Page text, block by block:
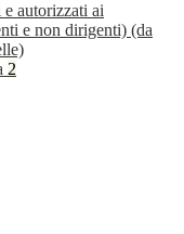
autorizzati ai
e non dirigenti) (da
2